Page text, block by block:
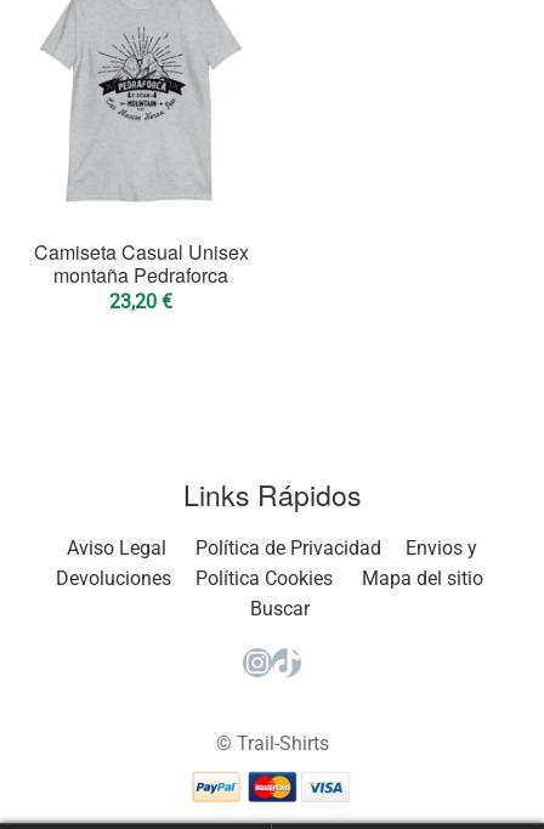
Camiseta Casual Unisex
montaña Pedraforca
23,20 €
Links Rápidos
Aviso Legal Política de Privacidad
Envios y
Devoluciones
Política Cookies
Mapa del sitio
Buscar
Instagram
TikTok
© Trail-Shirts